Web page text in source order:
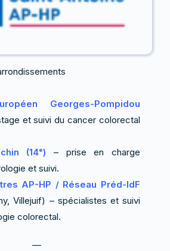
Georges-Pompidou
et suivi du cancer colorectal
(14ᵉ) – prise en charge
et suivi.
AP-HP / Réseau Préd-IdF
Villejuif) – spécialistes et suivi
colorectal.
—